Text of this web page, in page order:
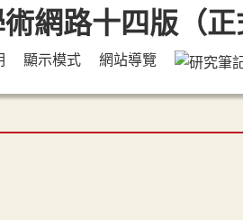
顯示模式 網站導覽